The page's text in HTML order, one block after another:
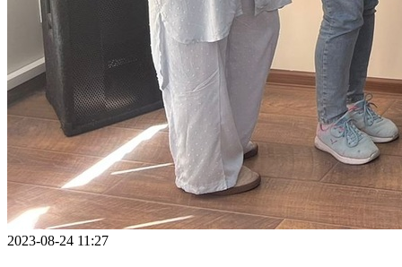
2023-08-24 11:27